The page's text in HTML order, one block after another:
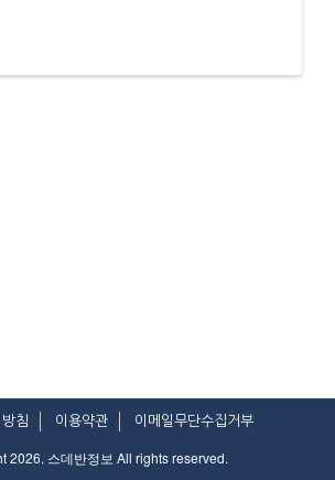
침 이용약관 이메일무단수집거부
2026. 스데반정보 All rights reserved.